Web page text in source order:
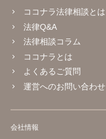
ココナラ法律相談とは
法律Q&A
法律相談コラム
ココナラとは
よくあるご質問
運営へのお問い合わせ
会社情報